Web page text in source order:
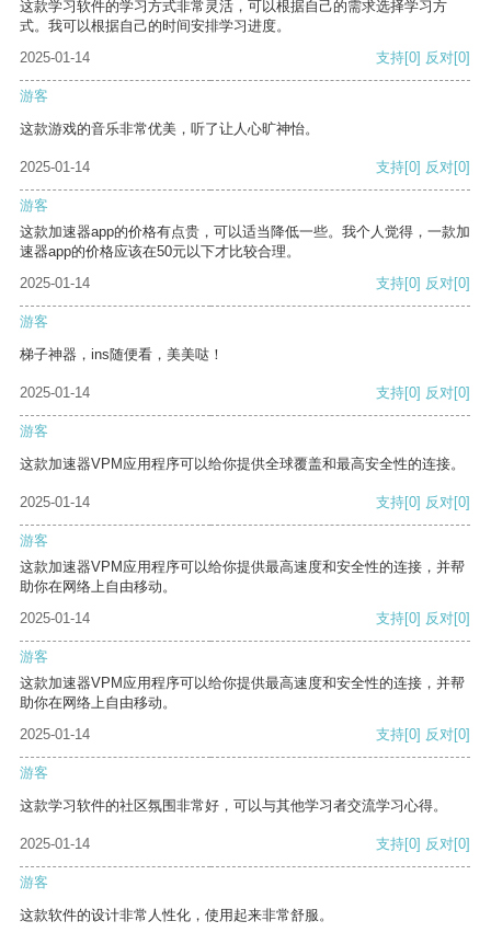
这款学习软件的学习方式非常灵活，可以根据自己的需求选择学习方
式。我可以根据自己的时间安排学习进度。
2025-01-14
支持[0] 反对[0]
游客
这款游戏的音乐非常优美，听了让人心旷神怡。
2025-01-14 支持[0] 反对[0]
游客
这款加速器app的价格有点贵，可以适当降低一些。我个人觉得，一款加
速器app的价格应该在50元以下才比较合理。
2025-01-14
支持[0] 反对[0]
游客
梯子神器，ins随便看，美美哒！
2025-01-14 支持[0] 反对[0]
游客
这款加速器VPM应用程序可以给你提供全球覆盖和最高安全性的连接。
2025-01-14 支持[0] 反对[0]
游客
这款加速器VPM应用程序可以给你提供最高速度和安全性的连接，并帮
助你在网络上自由移动。
2025-01-14
支持[0] 反对[0]
游客
这款加速器VPM应用程序可以给你提供最高速度和安全性的连接，并帮
助你在网络上自由移动。
2025-01-14
支持[0] 反对[0]
游客
这款学习软件的社区氛围非常好，可以与其他学习者交流学习心得。
2025-01-14 支持[0] 反对[0]
游客
这款软件的设计非常人性化，使用起来非常舒服。